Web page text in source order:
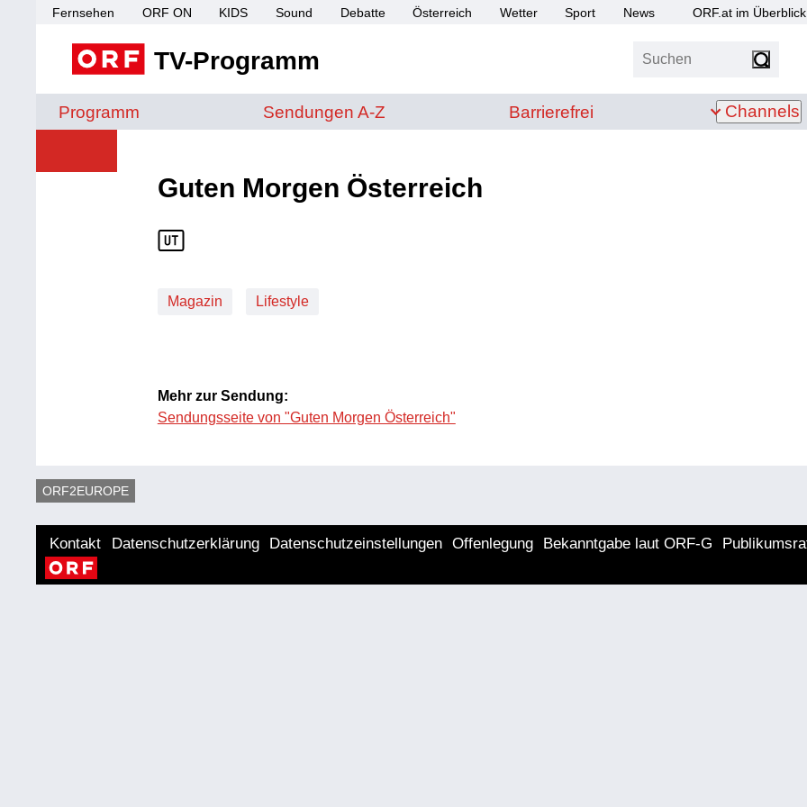
Fernsehen ORF ON KIDS Sound Debatte Österreich Wetter Sport News ORF.at im Überblick
TV-Programm Suchen
Programm Sendungen von A bis Z
Sendungen A-Z Barrierefrei
Barrierefrei Channels
Guten Morgen Österreich
Magazin Lifestyle
Mehr zur Sendung:
Sendungsseite von "Guten Morgen Österreich"
ORF2EUROPE
Kontakt Datenschutzerklärung Datenschutzeinstellungen Offenlegung Bekanntgabe laut ORF-G